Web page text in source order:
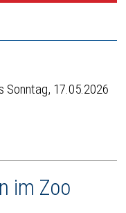
Sonntag, 17.05.2026
im Zoo